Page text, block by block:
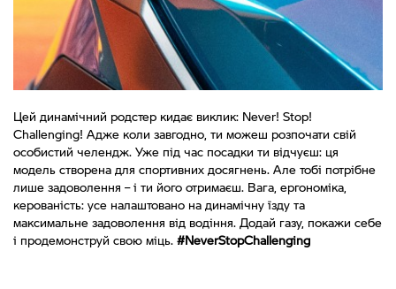
Цей динамічний родстер кидає виклик: Never! Stop!
Challenging! Адже коли завгодно, ти можеш розпочати свій
особистий челендж. Уже під час посадки ти відчуєш: ця
модель створена для спортивних досягнень. Але тобі потрібне
лише задоволення – і ти його отримаєш. Вага, ергономіка,
керованість: усе налаштовано на динамічну їзду та
максимальне задоволення від водіння. Додай газу, покажи себе
і продемонструй свою міць.#NeverStopChallenging